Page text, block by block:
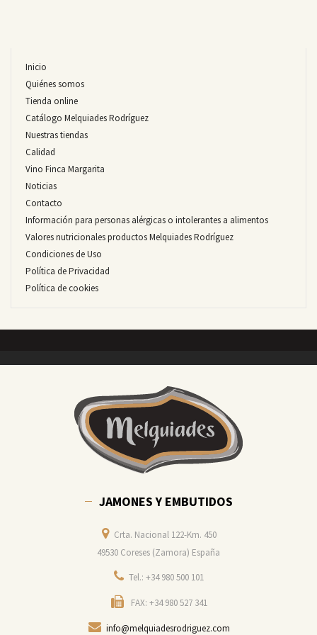
Inicio
Quiénes somos
Tienda online
Catálogo Melquiades Rodríguez
Nuestras tiendas
Calidad
Vino Finca Margarita
Noticias
Contacto
Información para personas alérgicas o intolerantes a alimentos
Valores nutricionales productos Melquiades Rodríguez
Condiciones de Uso
Política de Privacidad
Política de cookies
JAMONES Y EMBUTIDOS
Crta. Nacional 122-Km. 450
49530 Coreses (Zamora) España
Tel.: +34 980 500 101
FAX: +34 980 527 341
info@melquiadesrodriguez.com